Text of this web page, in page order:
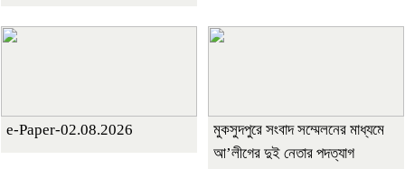
e-Paper-02.08.2026
মুকসুদপুরে সংবাদ সম্মেলনের মাধ্যমে
আ’লীগের দুই নেতার পদত্যাগ